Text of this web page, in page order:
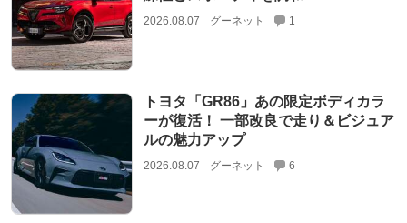
2026.08.07 グーネット 1
トヨタ「GR86」あの限定ボディカラ
ーが復活！ 一部改良で走り＆ビジュア
ルの魅力アップ
2026.08.07 グーネット 6